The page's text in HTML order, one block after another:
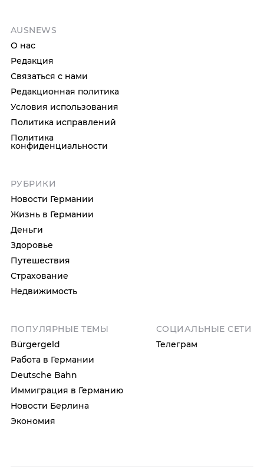
AUSNEWS
О нас
Редакция
Связаться с нами
Редакционная политика
Условия использования
Политика исправлений
Политика
конфиденциальности
РУБРИКИ
Новости Германии
Жизнь в Германии
Деньги
Здоровье
Путешествия
Страхование
Недвижимость
ПОПУЛЯРНЫЕ ТЕМЫ
Bürgergeld
Работа в Германии
Deutsche Bahn
Иммиграция в Германию
Новости Берлина
Экономия
СОЦИАЛЬНЫЕ СЕТИ
Телеграм